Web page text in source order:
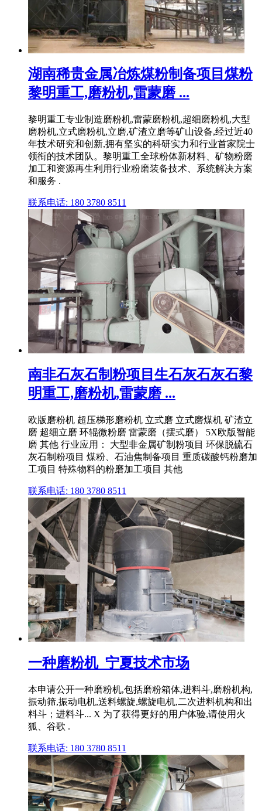
湖南稀贵金属冶炼煤粉制备项目煤粉
黎明重工,磨粉机,雷蒙磨 ...
黎明重工专业制造磨粉机,雷蒙磨粉机,超细磨粉机,大型
磨粉机,立式磨粉机,立磨,矿渣立磨等矿山设备,经过近40
年技术研究和创新,拥有坚实的科研实力和行业首家院士
领衔的技术团队。黎明重工全球粉体新材料、矿物粉磨
加工和资源再生利用行业粉磨装备技术、系统解决方案
和服务 .
联系电话: 180 3780 8511
南非石灰石制粉项目生石灰石灰石黎
明重工,磨粉机,雷蒙磨 ...
欧版磨粉机 超压梯形磨粉机 立式磨 立式磨煤机 矿渣立
磨 超细立磨 环辊微粉磨 雷蒙磨（摆式磨） 5X欧版智能
磨 其他 行业应用： 大型非金属矿制粉项目 环保脱硫石
灰石制粉项目 煤粉、石油焦制备项目 重质碳酸钙粉磨加
工项目 特殊物料的粉磨加工项目 其他
联系电话: 180 3780 8511
一种磨粉机_宁夏技术市场
本申请公开一种磨粉机,包括磨粉箱体,进料斗,磨粉机构,
振动筛,振动电机,送料螺旋,螺旋电机,二次进料机构和出
料斗；进料斗... X 为了获得更好的用户体验,请使用火
狐、谷歌 .
联系电话: 180 3780 8511